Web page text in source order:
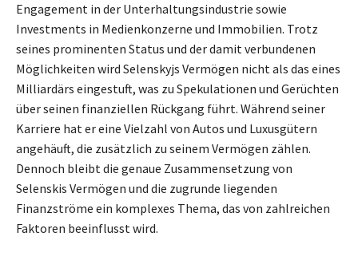
Engagement in der Unterhaltungsindustrie sowie
Investments in Medienkonzerne und Immobilien. Trotz
seines prominenten Status und der damit verbundenen
Möglichkeiten wird Selenskyjs Vermögen nicht als das eines
Milliardärs eingestuft, was zu Spekulationen und Gerüchten
über seinen finanziellen Rückgang führt. Während seiner
Karriere hat er eine Vielzahl von Autos und Luxusgütern
angehäuft, die zusätzlich zu seinem Vermögen zählen.
Dennoch bleibt die genaue Zusammensetzung von
Selenskis Vermögen und die zugrunde liegenden
Finanzströme ein komplexes Thema, das von zahlreichen
Faktoren beeinflusst wird.